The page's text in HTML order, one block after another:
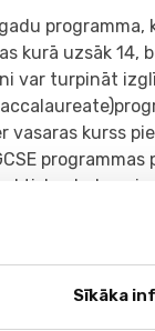
Sīkāka
programma,
kurā uzsāk 14,
var turpināt
vasaras kurss
darbu,
nodarbībām